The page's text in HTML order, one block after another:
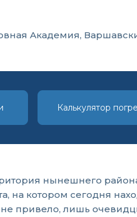
Академия,
Калькулятор
нынешнего
на котором сегодня
не привело, лишь